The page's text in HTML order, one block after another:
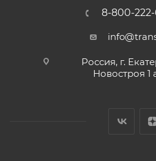
8-800-
Россия, г.
Новостроя 1